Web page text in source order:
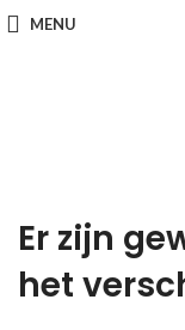
MENU
Er zijn
het